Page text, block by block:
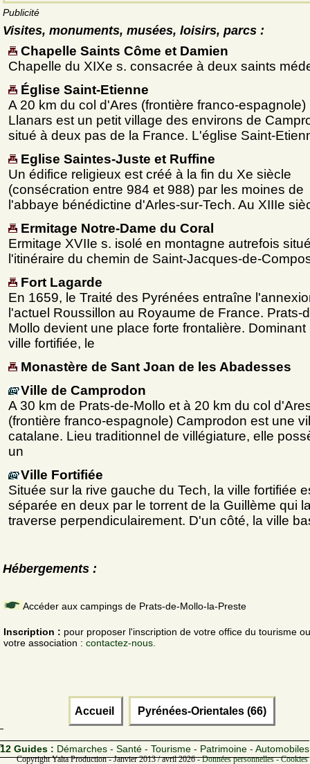
Publicité
Visites, monuments, musées, loisirs, parcs :
Chapelle Saints Côme et Damien
Chapelle du XIXe s. consacrée à deux saints
Église Saint-Etienne
A 20 km du col d'Ares (frontière franco-espagnole)
Llanars est un petit village des environs de
situé à deux pas de la France. L'église Saint-
Eglise Saintes-Juste et Ruffine
Un édifice religieux est créé à la fin du Xe siècle
(consécration entre 984 et 988) par les moines de
l'abbaye bénédictine d'Arles-sur-Tech. Au XIIIe
Ermitage Notre-Dame du Coral
Ermitage XVIIe s. isolé en montagne autrefois
l'itinéraire du chemin de Saint-Jacques-de-
Fort Lagarde
En 1659, le Traité des Pyrénées entraîne
l'actuel Roussillon au Royaume de France. Prats-
Mollo devient une place forte frontalière. Dominant
ville fortifiée, le
Monastère de Sant Joan de les Abadesses
Ville de Camprodon
A 30 km de Prats-de-Mollo et à 20 km du col
(frontière franco-espagnole) Camprodon est une
catalane. Lieu traditionnel de villégiature, elle
un
Ville Fortifiée
Située sur la rive gauche du Tech, la ville fortifiée
séparée en deux par le torrent de la Guillème qui
traverse perpendiculairement. D'un côté, la ville
Hébergements :
Accéder aux campings de Prats-de-Mollo-la-Preste
Inscription : pour proposer l'inscription de votre office du tourisme
votre association : contactez-nous.
Accueil Pyrénées-Orientales (66)
12 Guides : Démarches - Santé - Tourisme - Patrimoine - Automobiles
Copyright Yalta Production - Janvier 2013 / avril 2026 -Données personnelles -